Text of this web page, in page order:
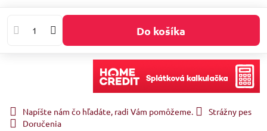
Do košíka
Napíšte nám čo hľadáte, radi Vám pomôžeme.
Strážny pes
Doručenia